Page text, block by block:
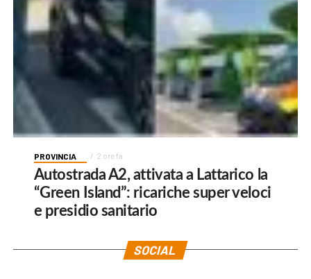
PROVINCIA 2 ore fa
Autostrada A2, attivata a Lattarico la
“Green Island”: ricariche super veloci
e presidio sanitario
SOCIAL